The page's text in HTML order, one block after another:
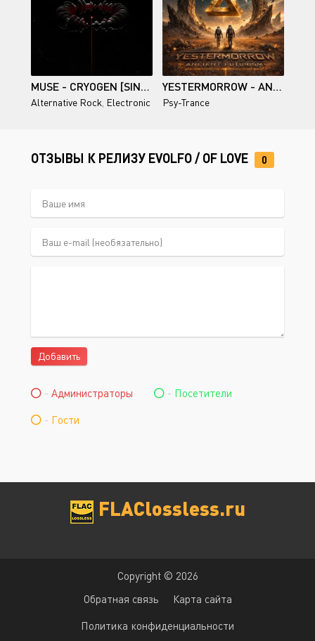
MUSE - CRYOGEN [SINGLE]
Alternative Rock Electronic
YESTERMORROW - ANCIENT FUTURISM
Psy-Trance
ОТЗЫВЫ К РЕЛИЗУ EVOLFO / OF LOVE 0
Добавить
- Администраторы - Посетители
- Гости
FLAClossless.ru
Copyright © 2026
Обратная связь
Карта сайта
Политика конфиденциальности